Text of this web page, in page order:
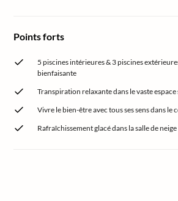
Points forts
5 piscines intérieures & 3 piscines
bienfaisante
Transpiration relaxante dans le vaste espace
Vivre le bien-être avec tous ses sens dans le
Rafraîchissement glacé dans la salle de neige